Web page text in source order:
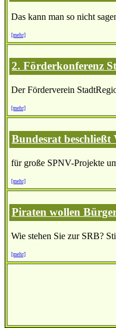
Das kann man so nicht
[mehr]
2. Förderkonferenz
Der Förderverein
[mehr]
Bundesrat
für große SPNV-Projekte
[mehr]
Piraten wollen
Wie stehen Sie zur SRB?
[mehr]